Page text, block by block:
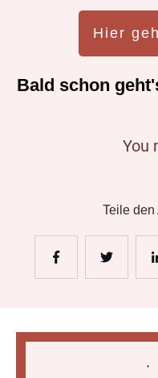
Hier
Bald schon
You
Teile den